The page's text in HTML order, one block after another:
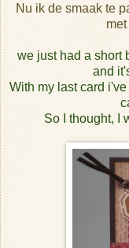
Nu ik de smaak te
we just had a short
and
With my last card
So I thought, I